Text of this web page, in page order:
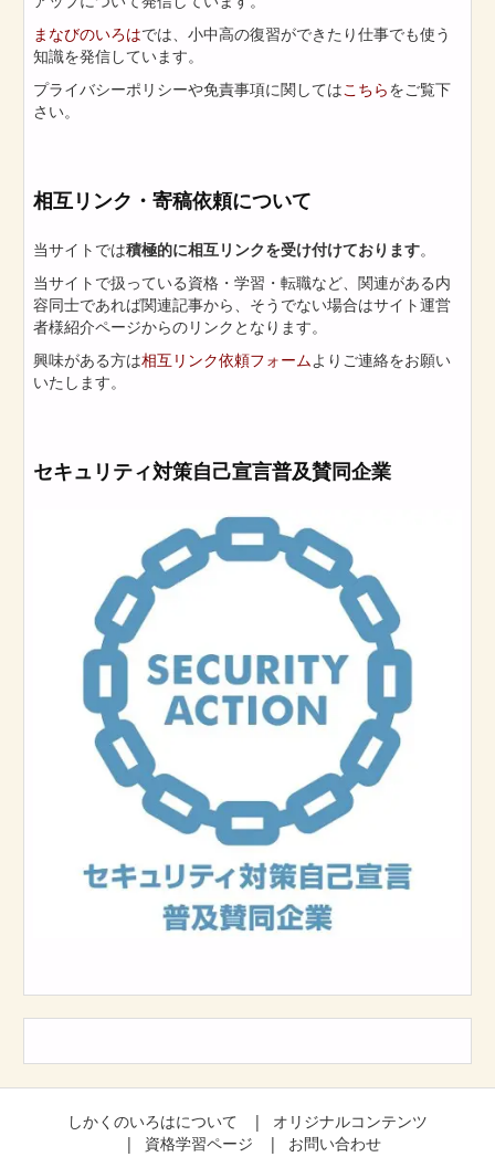
まなびのいろはでは、小中高の復習ができたり仕事でも使う
知識を発信しています。
プライバシーポリシーや免責事項に関してはこちらをご覧下
さい。
相互リンク・寄稿依頼について
当サイトでは積極的に相互リンクを受け付けております。
当サイトで扱っている資格・学習・転職など、関連がある内
容同士であれば関連記事から、そうでない場合はサイト運営
者様紹介ページからのリンクとなります。
興味がある方は相互リンク依頼フォームよりご連絡をお願い
いたします。
セキュリティ対策自己宣言普及賛同企業
しかくのいろはについて
オリジナルコンテンツ
資格学習ページ
お問い合わせ